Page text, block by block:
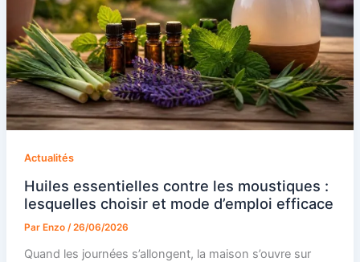
Actualités
Huiles essentielles contre les moustiques :
lesquelles choisir et mode d’emploi efficace
Par Enzo /26/06/2026
Quand les journées s’allongent, la maison s’ouvre sur